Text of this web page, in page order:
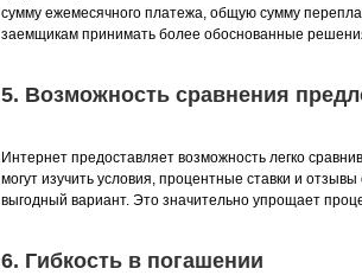
сумму ежемесячного платежа, общую сумму
заемщикам принимать более обоснованные
5. Возможность сравнения
Интернет предоставляет возможность легко
могут изучить условия, процентные ставки и
выгодный вариант. Это значительно упрощает
6. Гибкость в погашении